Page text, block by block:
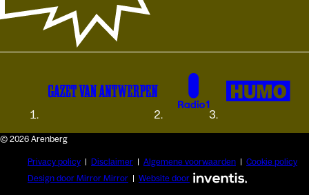
© 2026 Arenberg
Privacy policy Disclaimer Algemene voorwaarden
Cookie policy
Design door Mirror Mirror
Website door